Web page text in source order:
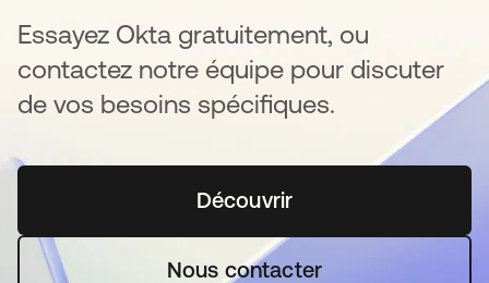
Essayez Okta gratuitement, ou
contactez notre équipe pour discuter
de vos besoins spécifiques.
Découvrirs’ouvre dans un nouvel
Nous contacter